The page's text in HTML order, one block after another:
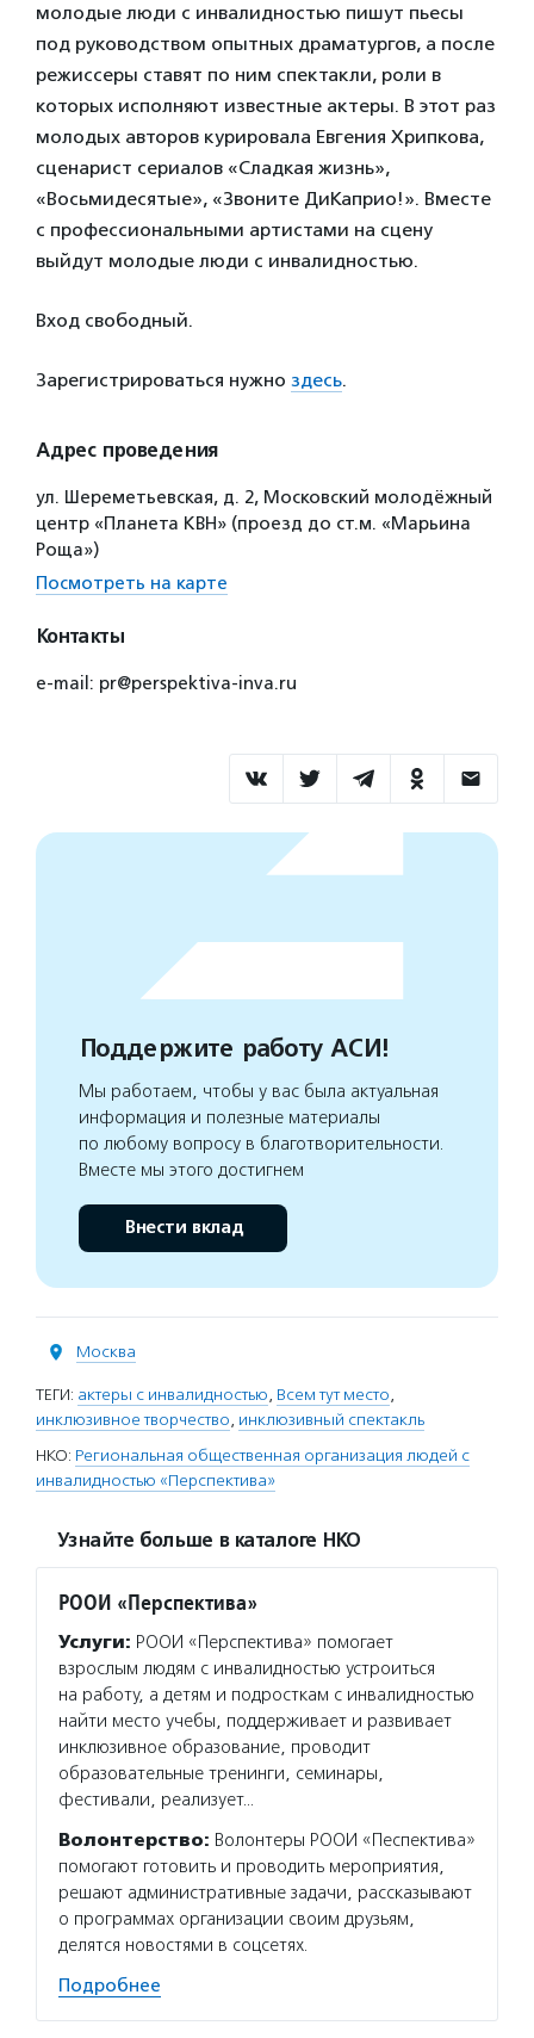
молодые люди с инвалидностью пишут пьесы
под руководством опытных драматургов, а после
режиссеры ставят по ним спектакли, роли в
которых исполняют известные актеры. В этот раз
молодых авторов курировала Евгения Хрипкова,
сценарист сериалов «Сладкая жизнь»,
«Восьмидесятые», «Звоните ДиКаприо!». Вместе
с профессиональными артистами на сцену
выйдут молодые люди с инвалидностью.
Вход свободный.
Зарегистрироваться нужно здесь.
Адрес проведения
ул. Шереметьевская, д. 2, Московский молодёжный
центр «Планета КВН» (проезд до ст.м. «Марьина
Роща»)
Посмотреть на карте
Контакты
e-mail: pr@perspektiva-inva.ru
Поддержите работу АСИ!
Мы работаем, чтобы у вас была актуальная
информация и полезные материалы
по любому вопросу в благотворительности.
Вместе мы этого достигнем
Внести вклад
Москва
ТЕГИ: актеры с инвалидностью, Всем тут место,
инклюзивное творчество, инклюзивный спектакль
НКО: Региональная общественная организация людей с
инвалидностью «Перспектива»
Узнайте больше в каталоге НКО
РООИ «Перспектива»
Услуги: РООИ «Перспектива» помогает
взрослым людям с инвалидностью устроиться
на работу, а детям и подросткам с инвалидностью
найти место учебы, поддерживает и развивает
инклюзивное образование, проводит
образовательные тренинги, семинары,
фестивали, реализует…
Волонтерство: Волонтеры РООИ «Песпектива»
помогают готовить и проводить мероприятия,
решают административные задачи, рассказывают
о программах организации своим друзьям,
делятся новостями в соцсетях.
Подробнее